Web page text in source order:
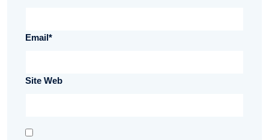
Email*
Site Web